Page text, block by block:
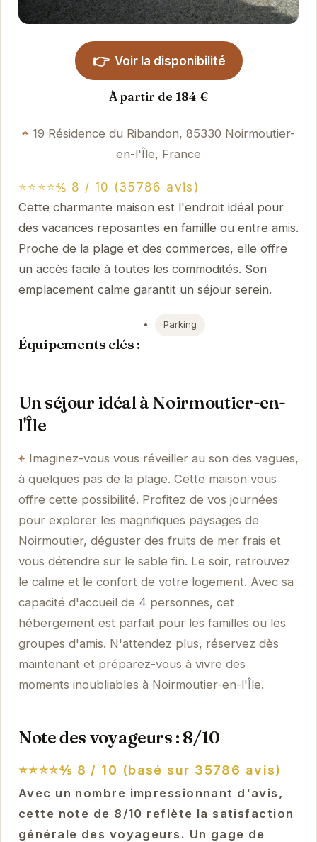
👉 Voir la disponibilité
À partir de 184 €
19 Résidence du Ribandon, 85330 Noirmoutier-
en-l'Île, France
⭐⭐⭐⭐⅘ 8 / 10 (35786 avis)
Cette charmante maison est l'endroit idéal pour
des vacances reposantes en famille ou entre amis.
Proche de la plage et des commerces, elle offre
un accès facile à toutes les commodités. Son
emplacement calme garantit un séjour serein.
Équipements clés :
Parking
Un séjour idéal à Noirmoutier-en-
l'Île
Imaginez-vous vous réveiller au son des vagues,
à quelques pas de la plage. Cette maison vous
offre cette possibilité. Profitez de vos journées
pour explorer les magnifiques paysages de
Noirmoutier, déguster des fruits de mer frais et
vous détendre sur le sable fin. Le soir, retrouvez
le calme et le confort de votre logement. Avec sa
capacité d'accueil de 4 personnes, cet
hébergement est parfait pour les familles ou les
groupes d'amis. N'attendez plus, réservez dès
maintenant et préparez-vous à vivre des
moments inoubliables à Noirmoutier-en-l'Île.
Note des voyageurs : 8/10
⭐⭐⭐⭐⅘ 8 / 10 (basé sur 35786 avis)
Avec un nombre impressionnant d'avis,
cette note de 8/10 reflète la satisfaction
générale des voyageurs. Un gage de